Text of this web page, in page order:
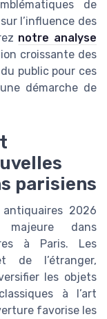
de
l’influence des
notre analyse
croissante des
public pour ces
démarche de
parisiens
2026
dans
à Paris. Les
de l’étranger,
les objets
à l’art
favorise les